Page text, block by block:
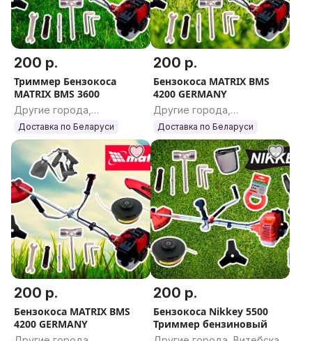
200 р.
Триммер Бензокоса
MATRIX BMS 3600
Другие города,
Гродненская область
Доставка по Беларуси
200 р.
Бензокоса MATRIX BMS
4200 GERMANY
Другие города,
Гомельская область
Доставка по Беларуси
200 р.
Бензокоса MATRIX BMS
4200 GERMANY
200 р.
Бензокоса Nikkey 5500
Триммер бензиновый